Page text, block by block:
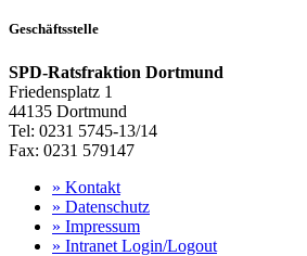
Geschäftsstelle
SPD-Ratsfraktion Dortmund
Friedensplatz 1
44135 Dortmund
Tel: 0231 5745-13/14
Fax: 0231 579147
» Kontakt
» Datenschutz
» Impressum
» Intranet Login/Logout